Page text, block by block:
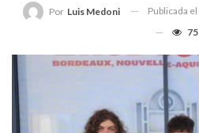
Por Luis Medoni Publicada el
75